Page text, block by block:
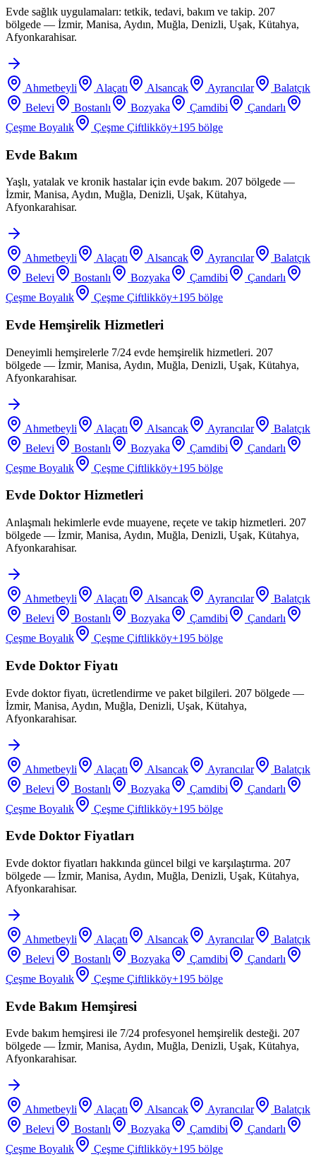
Evde sağlık uygulamaları: tetkik, tedavi, bakım ve takip. 207
bölgede — İzmir, Manisa, Aydın, Muğla, Denizli, Uşak, Kütahya,
Afyonkarahisar.
Ahmetbeyli Alaçatı Alsancak Ayrancılar
Balatçık
Belevi
Bostanlı Bozyaka Çamdibi
Çandarlı
Çeşme Boyalık
Çeşme Çiftlikköy+195 bölge
Evde Bakım
Yaşlı, yatalak ve kronik hastalar için evde bakım. 207 bölgede —
İzmir, Manisa, Aydın, Muğla, Denizli, Uşak, Kütahya,
Afyonkarahisar.
Ahmetbeyli Alaçatı Alsancak Ayrancılar
Balatçık
Belevi
Bostanlı Bozyaka Çamdibi
Çandarlı
Çeşme Boyalık
Çeşme Çiftlikköy+195 bölge
Evde Hemşirelik Hizmetleri
Deneyimli hemşirelerle 7/24 evde hemşirelik hizmetleri. 207
bölgede — İzmir, Manisa, Aydın, Muğla, Denizli, Uşak, Kütahya,
Afyonkarahisar.
Ahmetbeyli Alaçatı Alsancak Ayrancılar
Balatçık
Belevi
Bostanlı Bozyaka Çamdibi
Çandarlı
Çeşme Boyalık
Çeşme Çiftlikköy+195 bölge
Evde Doktor Hizmetleri
Anlaşmalı hekimlerle evde muayene, reçete ve takip hizmetleri. 207
bölgede — İzmir, Manisa, Aydın, Muğla, Denizli, Uşak, Kütahya,
Afyonkarahisar.
Ahmetbeyli Alaçatı Alsancak Ayrancılar
Balatçık
Belevi
Bostanlı Bozyaka Çamdibi
Çandarlı
Çeşme Boyalık
Çeşme Çiftlikköy+195 bölge
Evde Doktor Fiyatı
Evde doktor fiyatı, ücretlendirme ve paket bilgileri. 207 bölgede —
İzmir, Manisa, Aydın, Muğla, Denizli, Uşak, Kütahya,
Afyonkarahisar.
Ahmetbeyli Alaçatı Alsancak Ayrancılar
Balatçık
Belevi
Bostanlı Bozyaka Çamdibi
Çandarlı
Çeşme Boyalık
Çeşme Çiftlikköy+195 bölge
Evde Doktor Fiyatları
Evde doktor fiyatları hakkında güncel bilgi ve karşılaştırma. 207
bölgede — İzmir, Manisa, Aydın, Muğla, Denizli, Uşak, Kütahya,
Afyonkarahisar.
Ahmetbeyli Alaçatı Alsancak Ayrancılar
Balatçık
Belevi
Bostanlı Bozyaka Çamdibi
Çandarlı
Çeşme Boyalık
Çeşme Çiftlikköy+195 bölge
Evde Bakım Hemşiresi
Evde bakım hemşiresi ile 7/24 profesyonel hemşirelik desteği. 207
bölgede — İzmir, Manisa, Aydın, Muğla, Denizli, Uşak, Kütahya,
Afyonkarahisar.
Ahmetbeyli Alaçatı Alsancak Ayrancılar
Balatçık
Belevi
Bostanlı Bozyaka Çamdibi
Çandarlı
Çeşme Boyalık
Çeşme Çiftlikköy+195 bölge